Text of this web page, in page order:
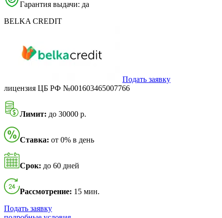
Гарантия выдачи: да
BELKA CREDIT
Подать заявку
лицензия ЦБ РФ №001603465007766
Лимит: до 30000 р.
Ставка: от 0% в день
Срок: до 60 дней
Рассмотрение: 15 мин.
Подать заявку